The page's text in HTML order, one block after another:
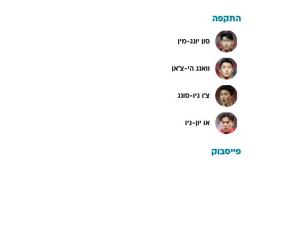
התקפה
סון יונג-מין
וואנג הי-צ'אן
צ'ו גיו-סונג
או יון-גיו
פייסבוק